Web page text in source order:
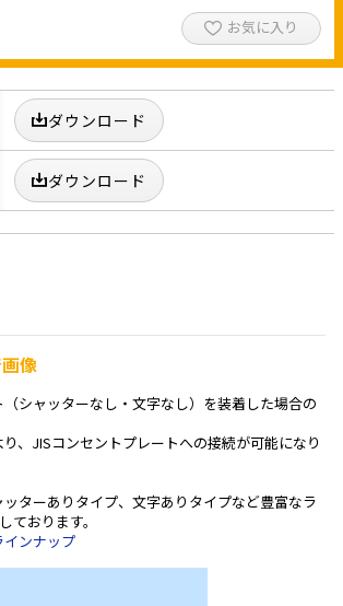
お気に入り
ダウンロード
ダウンロード
像
シャッターなし・文字なし）を装着した場合の
、JISコンセントプレートへの接続が可能になり
ターありタイプ、文字ありタイプなど豊富なラ
ております。
インナップ